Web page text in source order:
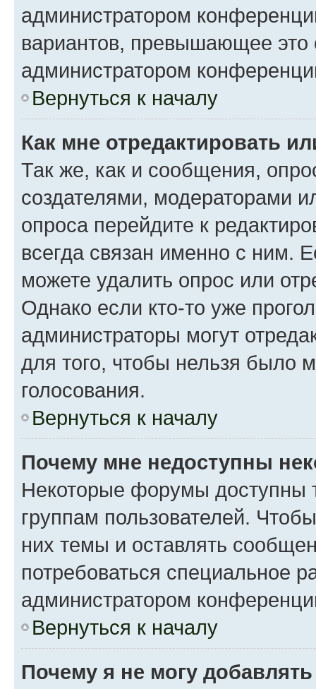
администратором
вариантов, превышающее это
администратором
Вернуться к началу
Как мне отредактировать
Так же, как и сообщения,
создателями, модераторами
опроса перейдите к
всегда связан именно с ним.
можете удалить опрос или
Однако если кто-то уже
администраторы могут
для того, чтобы нельзя было
голосования.
Вернуться к началу
Почему мне недоступны
Некоторые форумы доступны
группам пользователей.
них темы и оставлять
потребоваться специальное
администратором
Вернуться к началу
Почему я не могу